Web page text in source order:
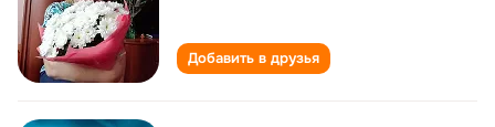
Добавить в друзья